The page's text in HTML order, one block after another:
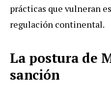
prácticas que vulneran
regulación continental.
La postura de
sanción